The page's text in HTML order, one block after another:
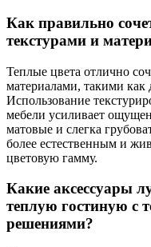
Как правильно
текстурами и
Теплые цвета отлично
материалами, такими как
Использование
мебели усиливает
матовые и слегка
более естественным и
цветовую гамму.
Какие аксессуары
теплую гостиную с
решениями?